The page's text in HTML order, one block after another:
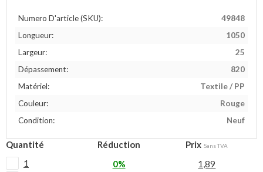
Numero D'article (SKU):
49848
Longueur:
1050
Largeur:
25
Dépassement:
820
Matériel:
Textile / PP
Couleur:
Rouge
Condition:
Neuf
Quantité Réduction Prix Sans TVA
1 0%
1,89